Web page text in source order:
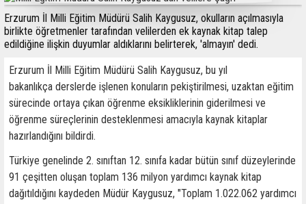
Erzurum İl Milli Eğitim Müdürü Salih Kaygusuz, okulların açılmasıyla
birlikte öğretmenler tarafından velilerden ek kaynak kitap talep
edildiğine ilişkin duyumlar aldıklarını belirterek, 'almayın' dedi.
Erzurum İl Milli Eğitim Müdürü Salih Kaygusuz, bu yıl
bakanlıkça derslerde işlenen konuların pekiştirilmesi, uzaktan eğitim
sürecinde ortaya çıkan öğrenme eksikliklerinin giderilmesi ve
öğrenme süreçlerinin desteklenmesi amacıyla kaynak kitaplar
hazırlandığını bildirdi.
Türkiye genelinde 2. sınıftan 12. sınıfa kadar bütün sınıf düzeylerinde
91 çeşitten oluşan toplam 136 milyon yardımcı kaynak kitap
dağıtıldığını kaydeden Müdür Kaygusuz, "Toplam 1.022.062 yardımcı